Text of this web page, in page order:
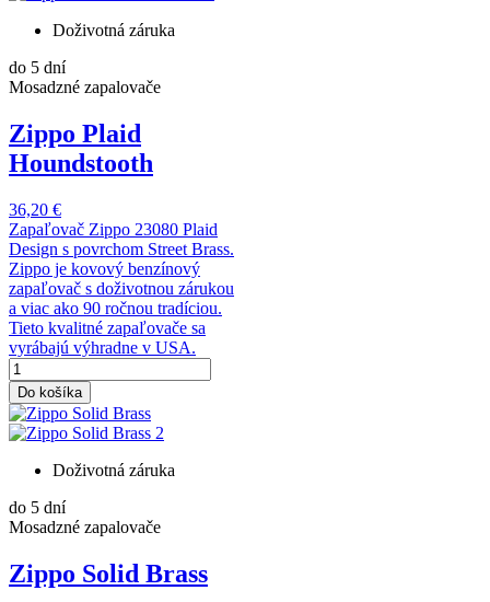
Doživotná záruka
do 5 dní
Mosadzné zapalovače
Zippo Plaid
Houndstooth
36,20 €
Zapaľovač Zippo 23080 Plaid
Design s povrchom Street Brass.
Zippo je kovový benzínový
zapaľovač s doživotnou zárukou
a viac ako 90 ročnou tradíciou.
Tieto kvalitné zapaľovače sa
vyrábajú výhradne v USA.
Do košíka
Doživotná záruka
do 5 dní
Mosadzné zapalovače
Zippo Solid Brass